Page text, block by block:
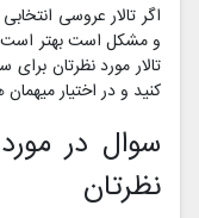
اگر تالار عروسی
و مشکل است بهتر است
تالار مورد نظرتان
کنید و در اختیار
سوال در مورد
نظرتان